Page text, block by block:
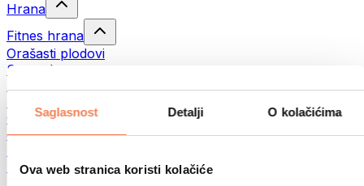
Saglasnost Detalji O kolačićima
Ova web stranica koristi kolačiće
Hrana
Fitnes hrana
Orašasti plodovi
Semenke
Namazi i paste
Gotova jela
Јаја
Meso